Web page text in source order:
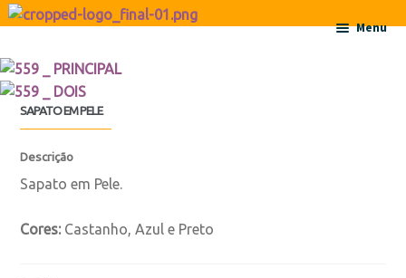
Ir para a navegação
Saltar para o conteúdo
Menu
SAPATO EM PELE
Descrição
Sapato em Pele.
Cores: Castanho, Azul e Preto